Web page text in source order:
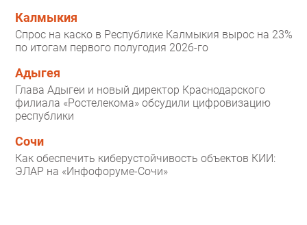
Калмыкия
Спрос на каско в Республике Калмыкия вырос на 23%
по итогам первого полугодия 2026-го
Адыгея
Глава Адыгеи и новый директор Краснодарского
филиала «Ростелекома» обсудили цифровизацию
республики
Сочи
Как обеспечить киберустойчивость объектов КИИ:
ЭЛАР на «Инфофоруме-Сочи»